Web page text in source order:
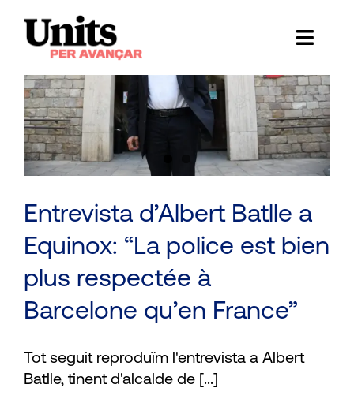
content
Entrevista d’Albert Batlle a
Equinox: “La police est bien
plus respectée à
Barcelone qu’en France”
Tot seguit reproduïm l'entrevista a Albert
Batlle, tinent d'alcalde de [...]